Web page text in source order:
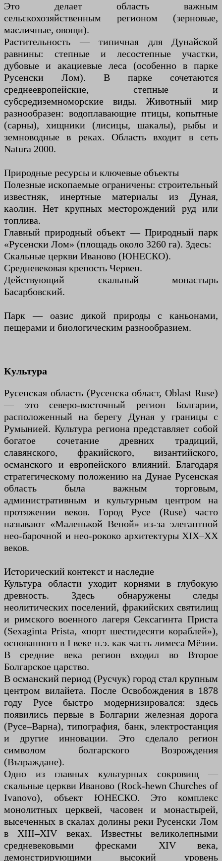
Это делает область важным
сельскохозяйственным регионом (зерновые,
масличные, овощи).
Растительность — типичная для Дунайской
равнины: степные и лесостепные участки,
дубовые и акациевые леса (особенно в парке
Русенски Лом). В парке сочетаются
среднеевропейские, степные и
субсредиземноморские виды. Животный мир
разнообразен: водоплавающие птицы, копытные
(сарны), хищники (лисицы, шакалы), рыбы и
земноводные в реках. Область входит в сеть
Natura 2000.
Природные ресурсы и ключевые объекты
Полезные ископаемые ограничены: строительный
известняк, инертные материалы из Дуная,
каолин. Нет крупных месторождений руд или
топлива.
Главный природный объект — Природный парк
«Русенски Лом» (площадь около 3260 га). Здесь:
Скальные церкви Иваново (ЮНЕСКО).
Средневековая крепость Червен.
Действующий скальный монастырь
Басарбовский.
Парк — оазис дикой природы с каньонами,
пещерами и биологическим разнообразием.
Культура
Русенская область (Русенска област, Oblast Ruse)
— это северо-восточный регион Болгарии,
расположенный на берегу Дуная у границы с
Румынией. Культура региона представляет собой
богатое сочетание древних традиций,
славянского, фракийского, византийского,
османского и европейского влияний. Благодаря
стратегическому положению на Дунае Русенская
область была важным торговым,
административным и культурным центром на
протяжении веков. Город Русе (Ruse) часто
называют «Маленькой Веной» из-за элегантной
нео-барочной и нео-рококо архитектуры XIX–XX
веков.
Исторический контекст и наследие
Культура области уходит корнями в глубокую
древность. Здесь обнаружены следы
неолитических поселений, фракийских святилищ
и римского военного лагеря Сексагинта Приста
(Sexaginta Prista, «порт шестидесяти кораблей»),
основанного в I веке н.э. как часть лимеса Мёзии.
В средние века регион входил во Второе
Болгарское царство.
В османский период (Русчук) город стал крупным
центром вилайета. После Освобождения в 1878
году Русе быстро модернизировался: здесь
появились первые в Болгарии железная дорога
(Русе–Варна), типография, банк, электростанция
и другие инновации. Это сделало регион
символом болгарского Возрождения
(Възраждане).
Одно из главных культурных сокровищ —
скальные церкви Иваново (Rock-hewn Churches of
Ivanovo), объект ЮНЕСКО. Это комплекс
монолитных церквей, часовен и монастырей,
высеченных в скалах долины реки Русенски Лом
в XIII–XIV веках. Известны великолепными
средневековыми фресками XIV века,
демонстрирующими высокий уровень